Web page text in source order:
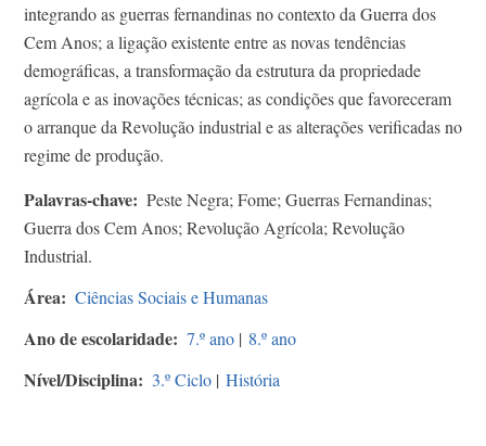
integrando as guerras fernandinas no contexto da Guerra dos
Cem Anos; a ligação existente entre as novas tendências
demográficas, a transformação da estrutura da propriedade
agrícola e as inovações técnicas; as condições que favoreceram
o arranque da Revolução industrial e as alterações verificadas no
regime de produção.
Palavras-chave
Peste Negra; Fome; Guerras Fernandinas;
Guerra dos Cem Anos; Revolução Agrícola; Revolução
Industrial.
Área Ciências Sociais e Humanas
Ano de escolaridade 7.º ano | 8.º ano
Nível/Disciplina 3.º Ciclo | História